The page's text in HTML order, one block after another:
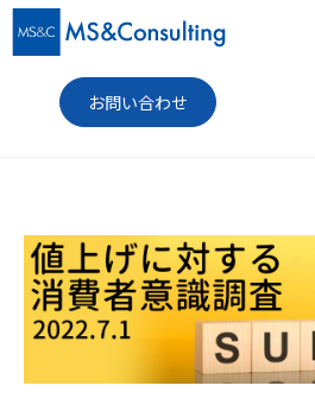
お問い合わせ
セミナー
導入事例